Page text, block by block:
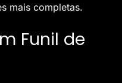
mais completas.
Funil de